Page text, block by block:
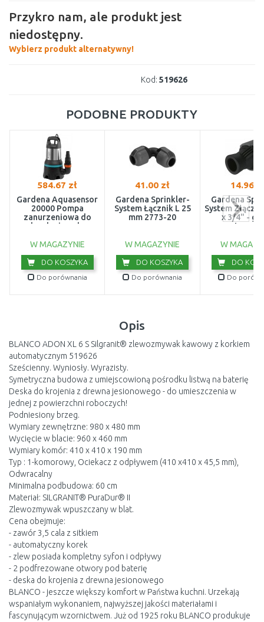
Przykro nam, ale produkt jest
niedostępny.
Wybierz produkt alternatywny!
Kod: 519626
PODOBNE PRODUKTY
584.67 zł
Gardena Aquasensor
20000 Pompa
zanurzeniowa do
brudnej wody
9044-20
W MAGAZYNIE
DO KOSZYKA
Do porównania
41.00 zł
Gardena Sprinkler-
System Łącznik L 25
mm 2773-20
W MAGAZYNIE
DO KOSZYKA
Do porównania
14.96
Gardena
System
x 3/4" -
wewnętrzny
W
DO
Do
Opis
BLANCO ADON XL 6 S Silgranit® zlewozmywak kawowy z korkiem
automatycznym 519626
Sześcienny. Wyniosły. Wyrazisty.
Symetryczna budowa z umiejscowioną pośrodku listwą na baterię
Deska do krojenia z drewna jesionowego - do umieszczenia w
jednej z powierzchni roboczych!
Podniesiony brzeg.
Wymiary zewnętrzne: 980 x 480 mm
Wycięcie w blacie: 960 x 460 mm
Wymiary komór: 410 x 410 x 190 mm
Typ : 1-komorowy, Ociekacz z odpływem (410 x410 x 45,5 mm),
Odwracalny
Minimalna podbudowa: 60 cm
Materiał: SILGRANIT® PuraDur® II
Zlewozmywak wpuszczany w blat.
Cena obejmuje:
- zawór 3,5 cala z sitkiem
- automatyczny korek
- zlew posiada kompletny syfon i odpływy
- 2 podfrezowane otwory pod baterię
- deska do krojenia z drewna jesionowego
BLANCO - jeszcze większy komfort w Państwa kuchni. Urzekają
wspaniałym wykonaniem, najwyższej jakości materiałami i
fascynującym wzornictwem. Już od 1925 roku BLANCO produkuje